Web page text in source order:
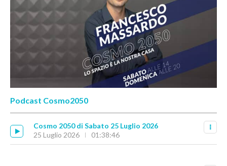
Podcast Cosmo2050
Cosmo 2050 di Sabato 25 Luglio 2026
25 Luglio 2026
01:38:46